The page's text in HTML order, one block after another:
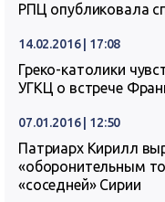
РПЦ опубликовала
14.02.2016 | 17:08
Греко-католики
УГКЦ о встрече
07.01.2016 | 12:50
Патриарх Кирилл
«оборонительным
«соседней» Сирии